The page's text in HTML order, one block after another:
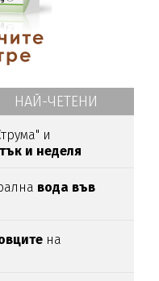
НАЙ-ЧЕТЕНИ
и
и неделя
вода във
на